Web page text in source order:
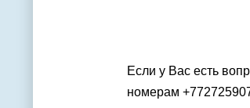
Если у Вас есть
номерам